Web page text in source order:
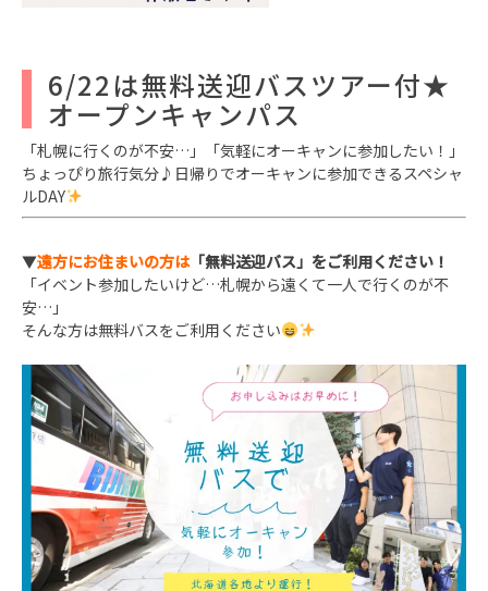
6/22は無料送迎バスツアー付★
オープンキャンパス
「札幌に行くのが不安…」「気軽にオーキャンに参加したい！」
ちょっぴり旅行気分♪日帰りでオーキャンに参加できるスペシャ
ルDAY
▼遠方にお住まいの方は「無料送迎バス」をご利用ください！
「イベント参加したいけど…札幌から遠くて一人で行くのが不
安…」
そんな方は無料バスをご利用ください